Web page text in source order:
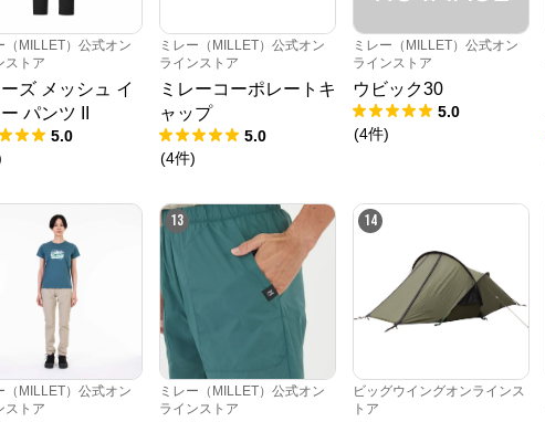
（MILLET）公式オン
ストア
ズ メッシュ イ
パンツ II
5.0
ミレー（MILLET）公式オン
ラインストア
ミレーコーポレートキ
ャップ
5.0
(4件)
ミレー（MILLET）公式オン
ラインストア
ウビック30
5.0
(4件)
（MILLET）公式オン
ストア
13
ミレー（MILLET）公式オン
ラインストア
14
ビッグウイングオンラインス
トア
ミレー（MILLET）公式オンラインストア
公式ECサイト
ミレー（MILLET）公式オンラインストア
フランス発祥本格登山ブランド『ミレー(MILLET)』公式オンラインストア